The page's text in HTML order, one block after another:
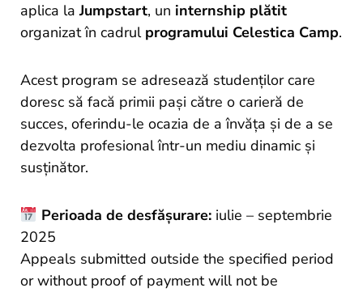
aplica laJumpstart, un internship plătit
organizat în cadrul programului Celestica Camp.
Acest program se adresează studenților care
doresc să facă primii pași către o carieră de
succes, oferindu-le ocazia de a învăța și de a se
dezvolta profesional într-un mediu dinamic și
susținător.
Perioada de desfășurare:iulie – septembrie
2025
Appeals submitted outside the specified period
or without proof of payment will not be